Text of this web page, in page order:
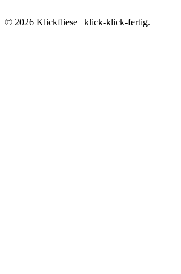
© 2026 Klickfliese | klick-klick-fertig.